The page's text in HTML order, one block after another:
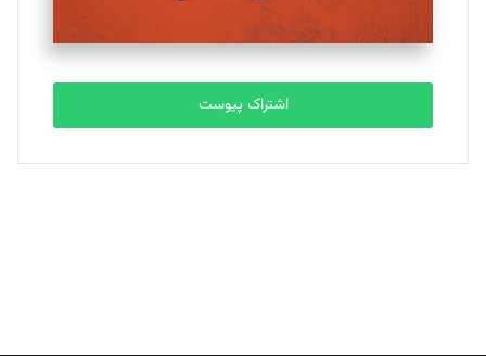
مصطفی مسجدی آرانی
تحریریه
بابک نقاش
تحریریه
اشتراک پیوست